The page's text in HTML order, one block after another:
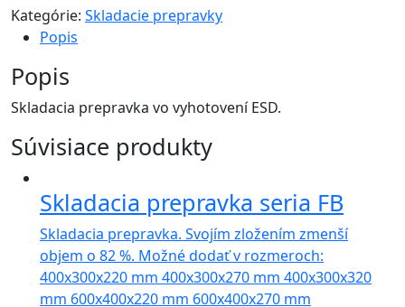
Kategórie: Skladacie prepravky
Popis
Popis
Skladacia prepravka vo vyhotovení ESD.
Súvisiace produkty
Skladacia prepravka seria FB
Skladacia prepravka. Svojím zložením zmenší
objem o 82 %. Možné dodať v rozmeroch:
400x300x220 mm 400x300x270 mm 400x300x320
mm 600x400x220 mm 600x400x270 mm